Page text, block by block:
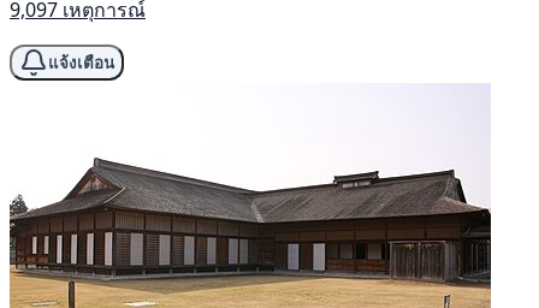
9,097 เหตุการณ์
แจ้งเตือน